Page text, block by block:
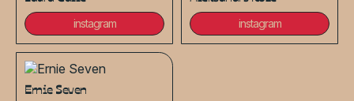
instagram instagram
Ernie Seven